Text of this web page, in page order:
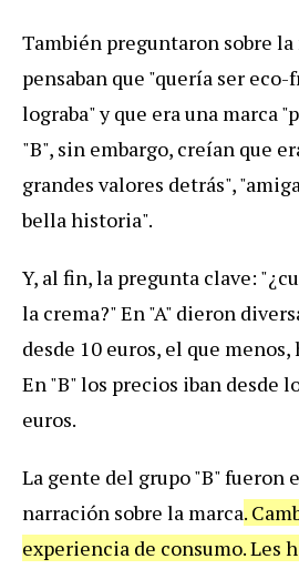
También preguntaron sobre la
pensaban que "quería ser
lograba" y que era una marca
"B", sin embargo, creían que
grandes valores detrás",
bella historia".
Y, al fin, la pregunta clave:
la crema?" En "A" dieron
desde 10 euros, el que menos,
En "B" los precios iban desde
euros.
La gente del grupo "B" fueron
narración sobre la marca.
experiencia de consumo. Les